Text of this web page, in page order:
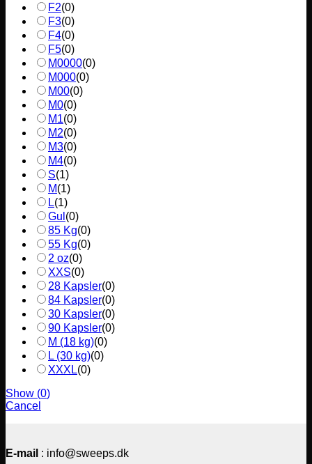
F2(0)
F3(0)
F4(0)
F5(0)
M0000(0)
M000(0)
M00(0)
M0(0)
M1(0)
M2(0)
M3(0)
M4(0)
S(1)
M(1)
L(1)
Gul (0)
85 Kg(0)
55 Kg(0)
2 oz(0)
XXS(0)
28 Kapsler(0)
84 Kapsler(0)
30 Kapsler(0)
90 Kapsler(0)
M (18 kg)(0)
L (30 kg)(0)
XXXL(0)
Show (0)
Cancel
E-mail : info@sweeps.dk